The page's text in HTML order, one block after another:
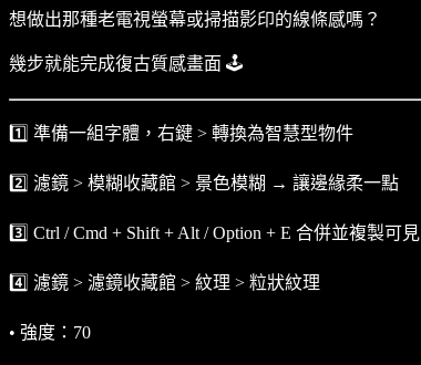
想做出那種老電視螢幕或掃描影印的線條感嗎？
幾步就能完成復古質感畫面 🕹️
1️⃣ 準備一組字體，右鍵 > 轉換為智慧型物件
2️⃣ 濾鏡 > 模糊收藏館 > 景色模糊 → 讓邊緣柔一點
3️⃣ Ctrl / Cmd + Shift + Alt / Option + E 合併並複製可
4️⃣ 濾鏡 > 濾鏡收藏館 > 紋理 > 粒狀紋理
• 強度：70